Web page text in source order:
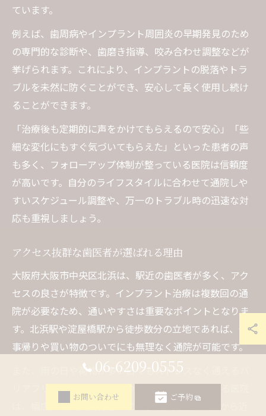
ています。
例えば、歯周病やインプラント周囲炎の早期発見のため
の専門的な診断や、歯磨き指導、咬み合わせ調整などが
挙げられます。これにより、インプラントの脱落やトラ
ブルを未然に防ぐことができ、安心して長く使用し続け
ることができます。
「治療後も定期的に声をかけてもらえるので安心」「些
細な変化にもすぐ気づいてもらえた」といった患者の声
も多く、フォローアップ体制が整っている医院は信頼度
が高いです。自分のライフスタイルに合わせて通院しや
すいスケジュール調整や、万一のトラブル時の迅速な対
応も重視しましょう。
アクセス抜群な歯医者が選ばれる理由
大阪府大阪市中央区北浜は、駅近の歯医者が多く、アク
セスの良さが特徴です。インプラント治療は複数回の通
院が必要なため、通いやすさは重要なポイントとなりま
す。北浜駅や淀屋橋駅から徒歩数分の立地であれば、仕
事帰りや買い物のついでにも無理なく通院が可能です。
また、雨の日や荷物が多い日でもストレスなく通えるバ
リアフリー対応や、わかりやすい道順の案内がある医院
は、幅広い世代に支持されています。実際に「駅から近
06-6209-0555
お問い合わせ ご予約